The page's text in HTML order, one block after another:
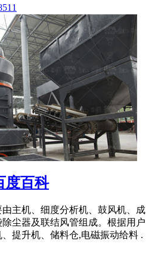
度百科
主机、细度分析机、鼓风机、成
尘器及联结风管组成。根据用户
提升机、储料仓,电磁振动给料 .